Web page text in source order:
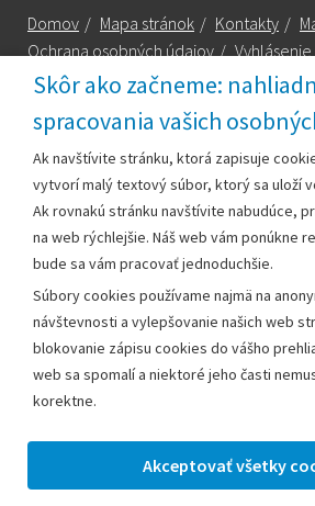
Skôr ako začneme:
spracovania vašich
Ak navštívite stránku, ktorá zapisuje
vytvorí malý textový súbor, ktorý sa uloží
Ak rovnakú stránku navštívite nabudúce,
na web rýchlejšie. Náš web vám ponúkne
bude sa vám pracovať jednoduchšie.
Súbory cookies používame najmä na
návštevnosti a vylepšovanie našich web
blokovanie zápisu cookies do vášho
web sa spomalí a niektoré jeho časti
korektne.
Domov / Mapa stránok / Kontakty /
Ochrana osobných údajov /
Technická podpora
Mestský úrad Leopoldov
Hlohovská cesta 1818/2A
920 41 Leopoldov
Kontakt:
Telefón:+42133/285 27 11
Email:
mesto@leopoldov.sk
primatorka@leopoldov.sk
Webmaster:webmaster@leopoldov.sk